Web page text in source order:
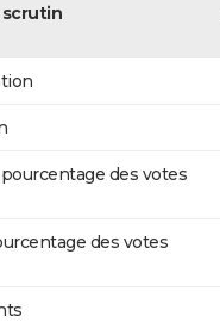
des votes
des votes